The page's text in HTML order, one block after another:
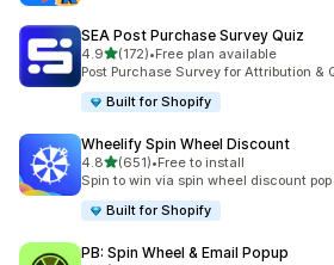
SEA Post Purchase Survey Quiz
4.9เต็ม 5 ดาว
(172)
ทั้งหมด 172 รีวิว
•Free plan available
Post Purchase Survey for Attribution &
Built for Shopify
Wheelify Spin Wheel Discount
4.8เต็ม 5 ดาว
(651)
ทั้งหมด 651 รีวิว
•Free to install
Spin to win via spin wheel discount pop
Built for Shopify
PB: Spin Wheel & Email Popup